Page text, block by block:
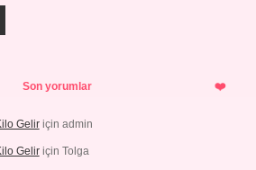
Son yorumlar
Geliriçin admin
Geliriçin Tolga